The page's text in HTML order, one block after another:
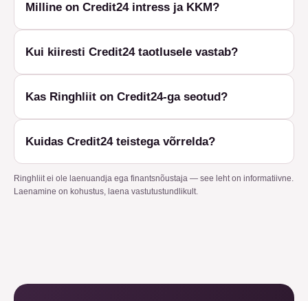
Milline on Credit24 intress ja KKM?
Kui kiiresti Credit24 taotlusele vastab?
Kas Ringhliit on Credit24-ga seotud?
Kuidas Credit24 teistega võrrelda?
Ringhliit ei ole laenuandja ega finantsnõustaja — see leht on informatiivne.
Laenamine on kohustus, laena vastutustundlikult.